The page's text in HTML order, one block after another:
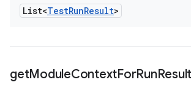
List<TestRunResult>
getModuleContextForRunResult